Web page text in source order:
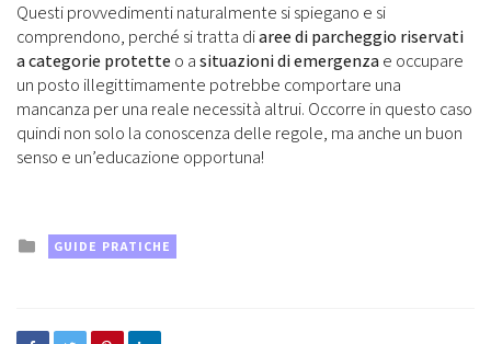
Questi provvedimenti naturalmente si spiegano e si
comprendono, perché si tratta diaree di parcheggio riservati
a categorie protetteo asituazioni di emergenzae occupare
un posto illegittimamente potrebbe comportare una
mancanza per una reale necessità altrui. Occorre in questo caso
quindi non solo la conoscenza delle regole, ma anche un buon
senso e un’educazione opportuna!
Posted
in
GUIDE PRATICHE